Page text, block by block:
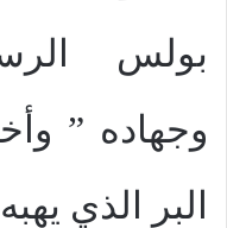
بولس
وجهاده ”
البر الذي